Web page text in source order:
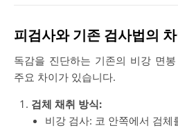
피검사와 기존 검사법의
독감을 진단하는 기존의 비강 면
주요 차이가 있습니다.
검체 채취 방식:
비강 검사: 코 안쪽에서 검체